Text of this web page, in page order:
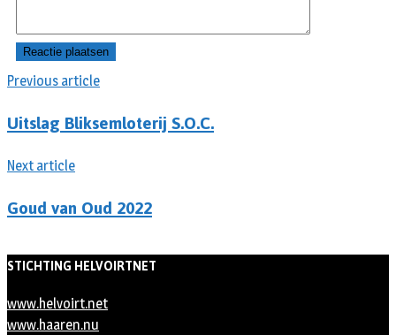
Previous article
Uitslag Bliksemloterij S.O.C.
Next article
Goud van Oud 2022
STICHTING HELVOIRTNET
www.helvoirt.net
www.haaren.nu